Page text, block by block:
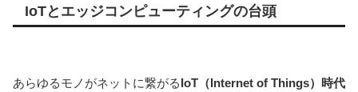
IoTとエッジコンピューティングの台頭
あらゆるモノがネットに繋がるIoT（Internet of Things）時代